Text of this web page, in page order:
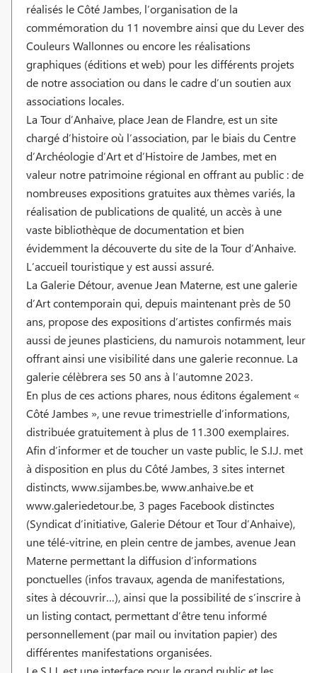
réalisés le Côté Jambes, l’organisation de la
commémoration du 11 novembre ainsi que du Lever des
Couleurs Wallonnes ou encore les réalisations
graphiques (éditions et web) pour les différents projets
de notre association ou dans le cadre d’un soutien aux
associations locales.
La Tour d’Anhaive, place Jean de Flandre, est un site
chargé d’histoire où l’association, par le biais du Centre
d’Archéologie d’Art et d’Histoire de Jambes, met en
valeur notre patrimoine régional en offrant au public : de
nombreuses expositions gratuites aux thèmes variés, la
réalisation de publications de qualité, un accès à une
vaste bibliothèque de documentation et bien
évidemment la découverte du site de la Tour d’Anhaive.
L’accueil touristique y est aussi assuré.
La Galerie Détour, avenue Jean Materne, est une galerie
d’Art contemporain qui, depuis maintenant près de 50
ans, propose des expositions d’artistes confirmés mais
aussi de jeunes plasticiens, du namurois notamment, leur
offrant ainsi une visibilité dans une galerie reconnue. La
galerie célèbrera ses 50 ans à l’automne 2023.
En plus de ces actions phares, nous éditons également «
Côté Jambes », une revue trimestrielle d’informations,
distribuée gratuitement à plus de 11.300 exemplaires.
Afin d’informer et de toucher un vaste public, le S.I.J. met
à disposition en plus du Côté Jambes, 3 sites internet
distincts, www.sijambes.be, www.anhaive.be et
www.galeriedetour.be, 3 pages Facebook distinctes
(Syndicat d’initiative, Galerie Détour et Tour d’Anhaive),
une télé-vitrine, en plein centre de jambes, avenue Jean
Materne permettant la diffusion d’informations
ponctuelles (infos travaux, agenda de manifestations,
sites à découvrir…), ainsi que la possibilité de s’inscrire à
un listing contact, permettant d’être tenu informé
personnellement (par mail ou invitation papier) des
différentes manifestations organisées.